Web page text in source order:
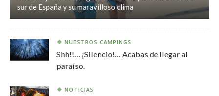
sur de España y su maravilloso clima
NUESTROS CAMPINGS
Shh!!… ¡Silencio!… Acabas de llegar al
paraíso.
NOTICIAS